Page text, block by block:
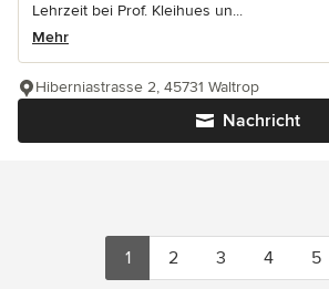
Lehrzeit bei Prof. Kleihues un...
Mehr
Nachricht
Hiberniastrasse 2, 45731 Waltrop
1 2 3 4 5